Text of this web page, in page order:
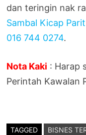
dan teringin nak
Sambal Kicap
016 744 0274.
Nota Kaki : Harap
Perintah Kawalan
TAGGED
BISNES